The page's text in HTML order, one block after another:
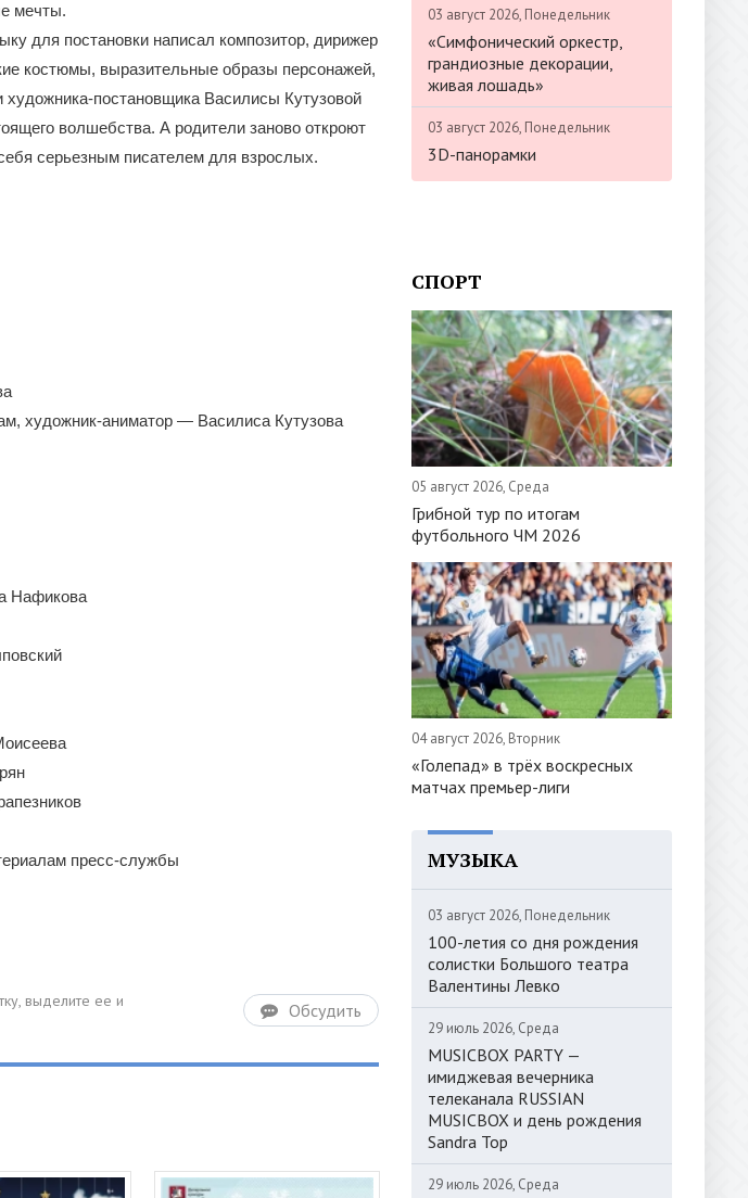
мечты.
для постановки написал композитор, дирижер
костюмы, выразительные образы персонажей,
постановщика Василисы Кутузовой
волшебства. А родители заново откроют
серьезным писателем для взрослых.
художник-аниматор — Василиса Кутузова
Нафикова
пресс-службы
Обсудить
03 август 2026, Понедельник
«Симфонический оркестр,
грандиозные декорации,
живая лошадь»
03 август 2026, Понедельник
3D-панорамки
СПОРТ
05 август 2026, Среда
Грибной тур по итогам
футбольного ЧМ 2026
04 август 2026, Вторник
«Голепад» в трёх воскресных
матчах премьер-лиги
МУЗЫКА
03 август 2026, Понедельник
100-летия со дня рождения
солистки Большого театра
Валентины Левко
29 июль 2026, Среда
MUSICBOX PARTY —
имиджевая вечерника
телеканала RUSSIAN
MUSICBOX и день рождения
Sandra Top
29 июль 2026, Среда